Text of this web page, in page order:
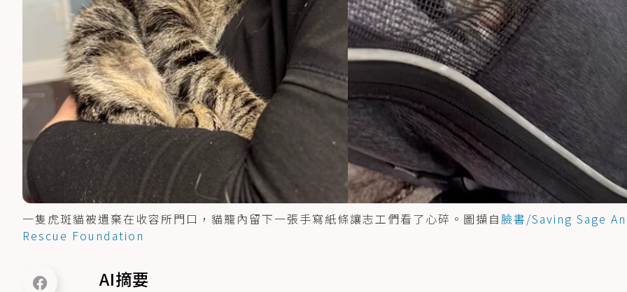
一隻虎斑貓被遺棄在收容所門口，貓籠內留下一張手寫紙條讓志工們看了心碎。圖擷自臉書/Saving Sage
Rescue Foundation
AI摘要